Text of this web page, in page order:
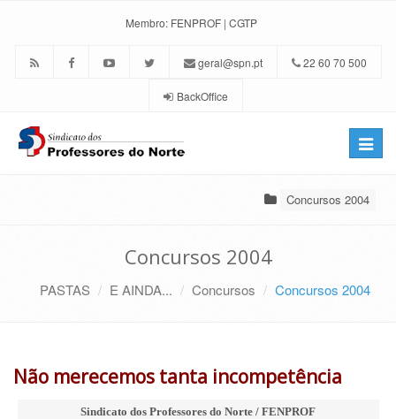
Membro: FENPROF | CGTP
geral@spn.pt 22 60 70 500
BackOffice
Toggle
Concursos 2004
Concursos 2004
PASTAS E AINDA... Concursos Concursos 2004
Não merecemos tanta incompetência
Sindicato dos Professores do Norte / FENPROF